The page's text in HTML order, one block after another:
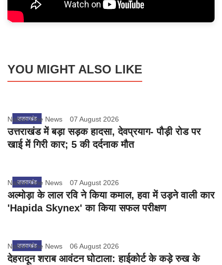
YOU MIGHT ALSO LIKE
उत्तराखंड
Nation One News 07 August 2026
उत्तराखंड में बड़ा सड़क हादसा, देवप्रयाग- पौड़ी रोड पर
खाई में गिरी कार; 5 की दर्दनाक मौत
उत्तराखंड
Nation One News 07 August 2026
अल्मोड़ा के लाल रवि ने किया कमाल, हवा में उड़ने वाली कार
'Hapida Skynex' का किया सफल परीक्षण
उत्तराखंड
Nation One News 06 August 2026
देहरादून शराब आवंटन घोटाला: हाईकोर्ट के कड़े रुख के